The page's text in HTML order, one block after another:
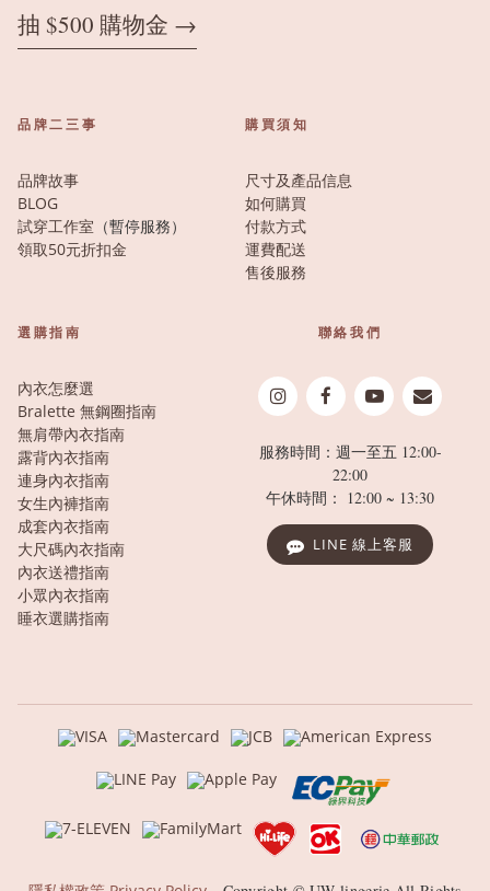
抽 $500 購物金 →
品牌二三事
品牌故事
BLOG
試穿工作室 （暫停服務）
領取50元折扣金
購買須知
尺寸及產品信息
如何購買
付款方式
運費配送
售後服務
選購指南
內衣怎麼選
Bralette 無鋼圈指南
無肩帶內衣指南
露背內衣指南
連身內衣指南
女生內褲指南
成套內衣指南
大尺碼內衣指南
內衣送禮指南
小眾內衣指南
睡衣選購指南
聯絡我們
服務時間：週一至五 12:00-
22:00
午休時間： 12:00 ~ 13:30
LINE 線上客服